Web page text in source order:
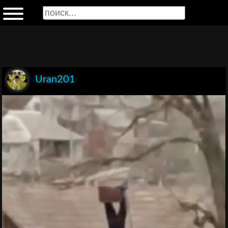
Uran201